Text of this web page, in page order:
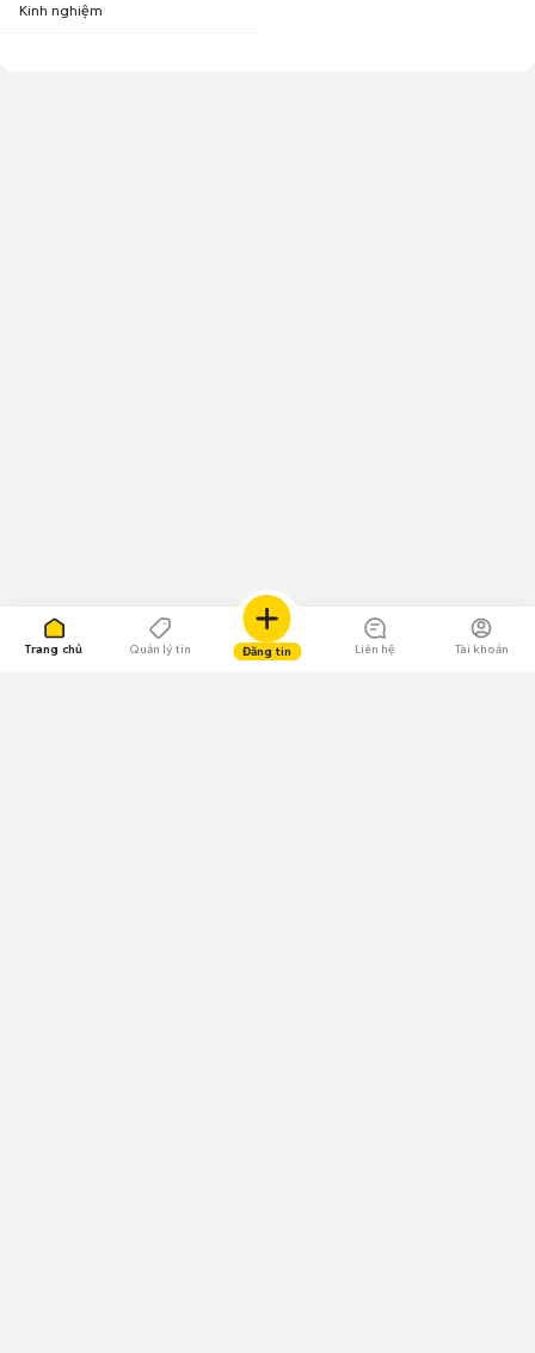
Trang chủ Quản lý tin Đăng tin Liên hệ Tài khoản
Kinh nghiệm